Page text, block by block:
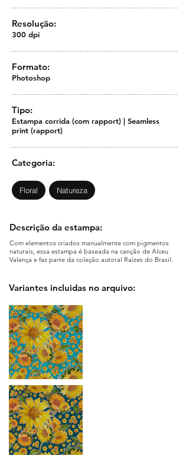
Resolução:
300 dpi
Formato:
Photoshop
Tipo:
Estampa corrida (com rapport) | Seamless
print (rapport)
Categoria:
Floral Natureza
Descrição da estampa:
Com elementos criados manualmente com pigmentos
naturais, essa estampa é baseada na canção de Alceu
Valença e faz parte da coleção autoral Raízes do Brasil.
Variantes incluidas no arquivo: